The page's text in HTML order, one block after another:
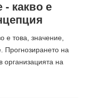
- какво е
е това, значение,
Прогнозирането на
организацията на